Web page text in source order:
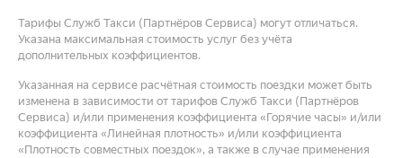
Тарифы Служб Такси (Партнёров Сервиса) могут отличаться.
Указана максимальная стоимость услуг без учёта
дополнительных коэффициентов.
Указанная на сервисе расчётная стоимость поездки может быть
изменена в зависимости от тарифов Служб Такси (Партнёров
Сервиса) и/или применения коэффициента «Горячие часы» и/или
коэффициента «Линейная плотность» и/или коэффициента
«Плотность совместных поездок», а также в случае применения